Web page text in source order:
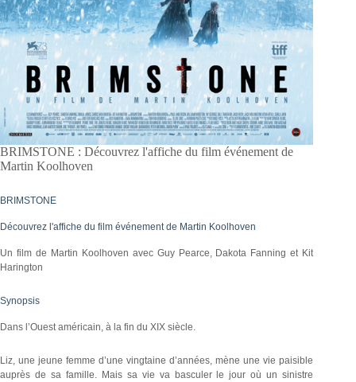
BRIMSTONE : Découvrez l'affiche du film événement de
Martin Koolhoven
BRIMSTONE
Découvrez l'affiche du film événement de Martin Koolhoven
Un film de Martin Koolhoven avec Guy Pearce, Dakota Fanning et Kit
Harington
Synopsis
Dans l’Ouest américain, à la fin du XIX siècle.
Liz, une jeune femme d’une vingtaine d’années, mène une vie paisible
auprès de sa famille. Mais sa vie va basculer le jour où un sinistre